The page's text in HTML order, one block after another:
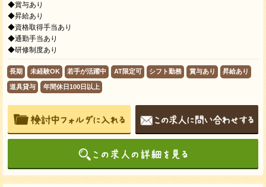
◆賞与あり
◆昇給あり
◆資格取得手当あり
◆通勤手当あり
◆研修制度あり
長期 未経験OK 若手が活躍中 AT限定可 シフト勤務 賞与あり 昇給あり
道具貸与 年間休日100日以上